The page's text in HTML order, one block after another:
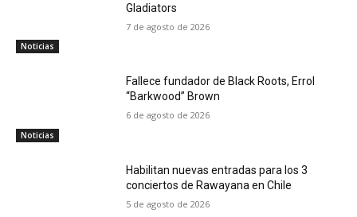
Noticias
Gladiators
7 de agosto de 2026
Noticias
Fallece fundador de Black Roots, Errol
“Barkwood” Brown
6 de agosto de 2026
Habilitan nuevas entradas para los 3
conciertos de Rawayana en Chile
5 de agosto de 2026